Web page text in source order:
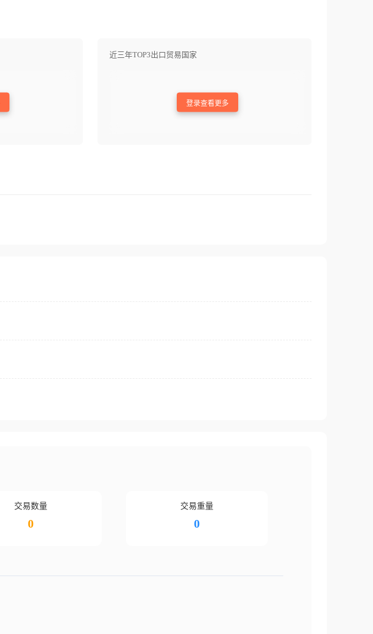
近三年TOP3出口贸易国家
登录查看更多
交易数量
0
交易重量
0